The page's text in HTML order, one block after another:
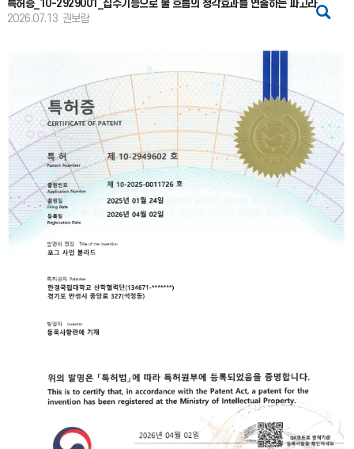
특허증_10-2929001_집수기능으로 물 흐름의 청각효과를 연출하는 파고라
2026.07.13 권보람